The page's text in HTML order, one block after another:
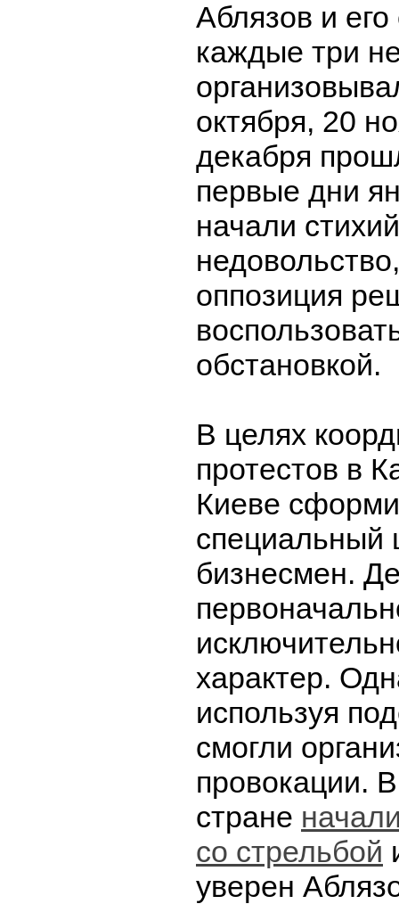
Аблязов и его
каждые три
октября, 20
декабря
первые дни
начали
оппозиция
обстановкой.
В целях
протестов в
Киеве
специальный
бизнесмен.
характер.
используя
смогли
провокации.
стране
со стрельбой
уверен